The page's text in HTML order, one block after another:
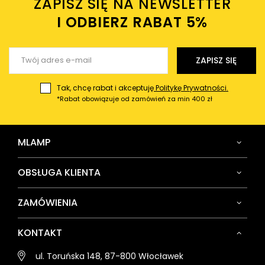
Twój emailI ODBIERZ RABAT 5%ㅤ
ZAPISZ SIĘ
Tak, chcę rabat i akceptujęPolitykę Prywatności.
*Rabat obowiązuje od zamówień za min 400 zł
MLAMP
OBSŁUGA KLIENTA
ZAMÓWIENIA
KONTAKT
ul. Toruńska 148, 87-800 Włocławek